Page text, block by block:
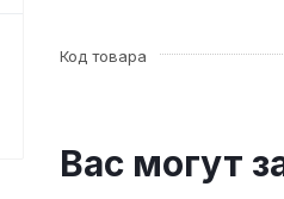
Код товара
Вас могут